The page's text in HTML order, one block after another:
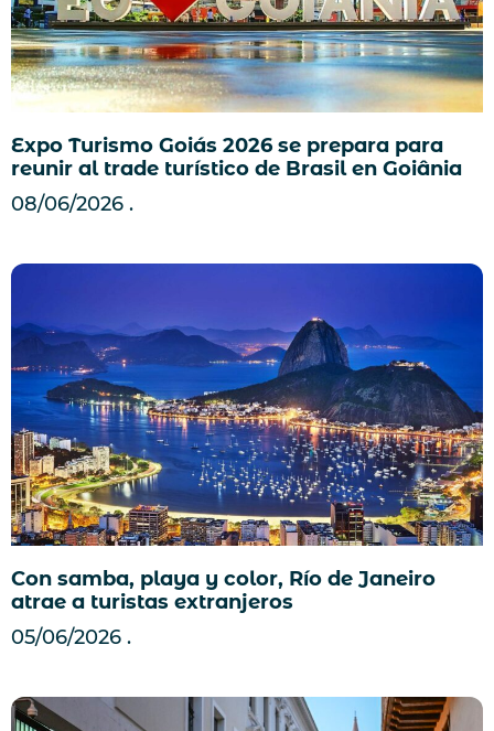
Expo Turismo Goiás 2026 se prepara para
reunir al trade turístico de Brasil en Goiânia
08/06/2026
Con samba, playa y color, Río de Janeiro
atrae a turistas extranjeros
05/06/2026